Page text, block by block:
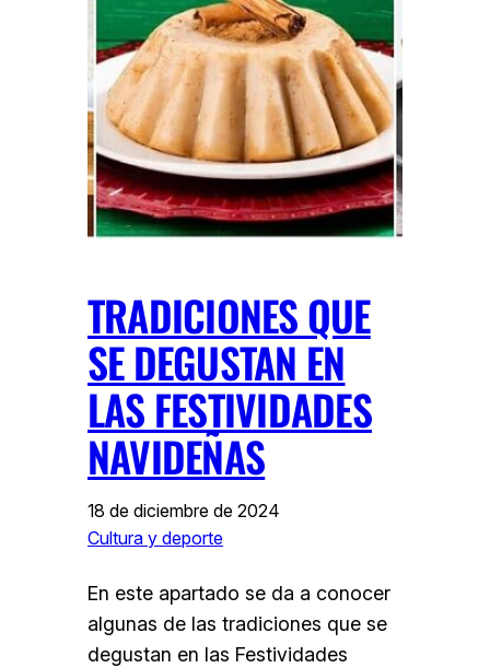
TRADICIONES QUE
SE DEGUSTAN EN
LAS FESTIVIDADES
NAVIDEÑAS
18 de diciembre de 2024
Cultura y deporte
En este apartado se da a conocer
algunas de las tradiciones que se
degustan en las Festividades